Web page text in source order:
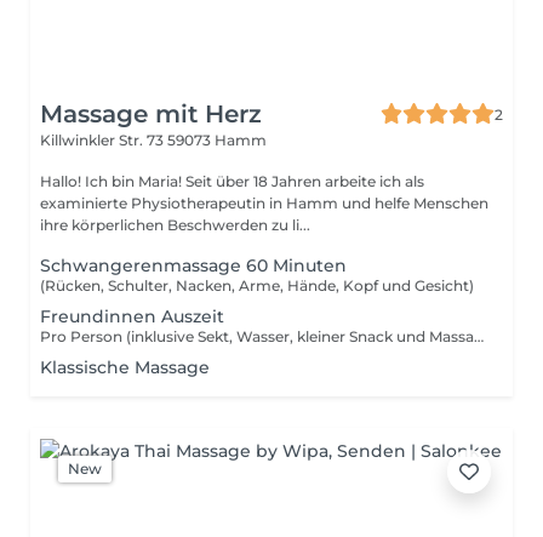
Massage mit Herz
2
Killwinkler Str. 73 59073 Hamm
Hallo! Ich bin Maria! Seit über 18 Jahren arbeite ich als
examinierte Physiotherapeutin in Hamm und helfe Menschen
ihre körperlichen Beschwerden zu li...
Schwangerenmassage 60 Minuten
(Rücken, Schulter, Nacken, Arme, Hände, Kopf und Gesicht)
Freundinnen Auszeit
Pro Person (inklusive Sekt, Wasser, kleiner Snack und Massage für 20 Minuten)
Klassische Massage
New